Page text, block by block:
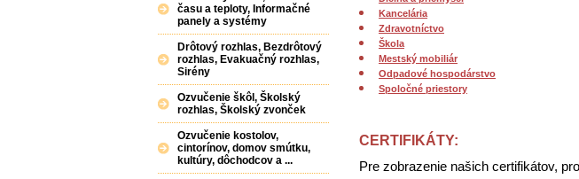
Kancelária
Zdravotníctvo
Škola
Mestský mobiliár
Odpadové hospodárstvo
Spoločné priestory
CERTIFIKÁTY:
Pre zobrazenie našich certifikátov,
času a teploty, Informačné
panely a systémy
Drôtový rozhlas, Bezdrôtový
rozhlas, Evakuačný rozhlas,
Sirény
Ozvučenie škôl, Školský
rozhlas, Školský zvonček
Ozvučenie kostolov,
cintorínov, domov smútku,
kultúry, dôchodcov a ...